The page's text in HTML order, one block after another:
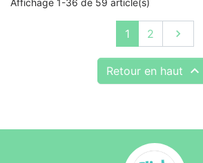
Affichage 1-36 de 59 article(s)
1 2 Suivant

Retour en haut 